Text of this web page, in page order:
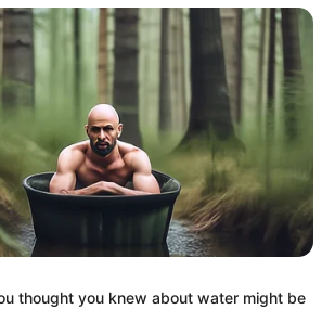
thought you knew about water might be